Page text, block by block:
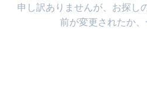
申し訳ありませんが、お探し
前が変更されたか